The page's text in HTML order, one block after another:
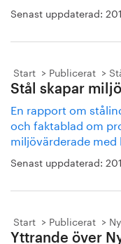
Senast uppdaterad:
Start Publicerat
Stål skapar
En rapport om
och faktablad om
miljövärderade
Senast uppdaterad:
Start Publicerat
Yttrande över